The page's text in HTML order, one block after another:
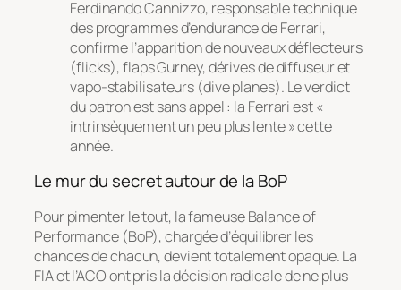
Ferdinando Cannizzo, responsable technique
des programmes d’endurance de Ferrari,
confirme l’apparition de nouveaux déflecteurs
(flicks), flaps Gurney, dérives de diffuseur et
vapo-stabilisateurs (dive planes). Le verdict
du patron est sans appel : la Ferrari est «
intrinsèquement un peu plus lente » cette
année.
Le mur du secret autour de la BoP
Pour pimenter le tout, la fameuse Balance of
Performance (BoP), chargée d’équilibrer les
chances de chacun, devient totalement opaque. La
FIA et l’ACO ont pris la décision radicale de ne plus